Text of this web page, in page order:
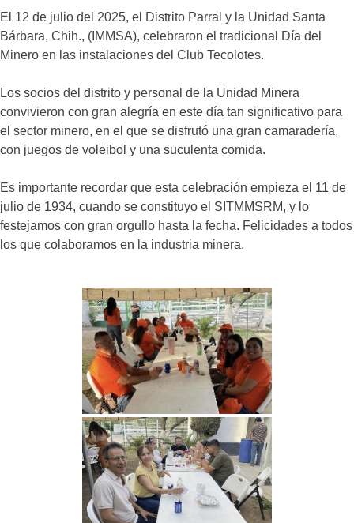
El 12 de julio del 2025, el Distrito Parral y la Unidad Santa
Bárbara, Chih., (IMMSA), celebraron el tradicional Día del
Minero en las instalaciones del Club Tecolotes.
Los socios del distrito y personal de la Unidad Minera
convivieron con gran alegría en este día tan significativo para
el sector minero, en el que se disfrutó una gran camaradería,
con juegos de voleibol y una suculenta comida.
Es importante recordar que esta celebración empieza el 11 de
julio de 1934, cuando se constituyo el SITMMSRM, y lo
festejamos con gran orgullo hasta la fecha. Felicidades a todos
los que colaboramos en la industria minera.